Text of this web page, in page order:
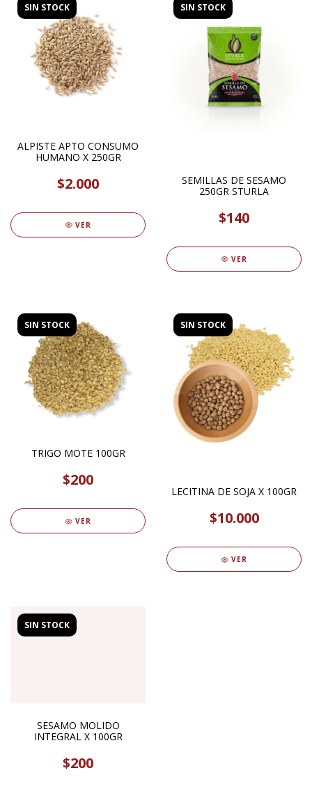
SIN STOCK
ALPISTE APTO CONSUMO
HUMANO X 250GR
$2.000
VER
SIN STOCK
SEMILLAS DE SESAMO
250GR STURLA
$140
VER
SIN STOCK
TRIGO MOTE 100GR
$200
VER
SIN STOCK
LECITINA DE SOJA X 100GR
$10.000
VER
SIN STOCK
SESAMO MOLIDO
INTEGRAL X 100GR
$200